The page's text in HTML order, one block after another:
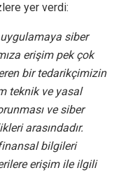
yer verdi:
siber
erişim pek çok
bir tedarikçimizin
teknik ve yasal
ve siber
arasındadır.
bilgileri
erişim ile ilgili